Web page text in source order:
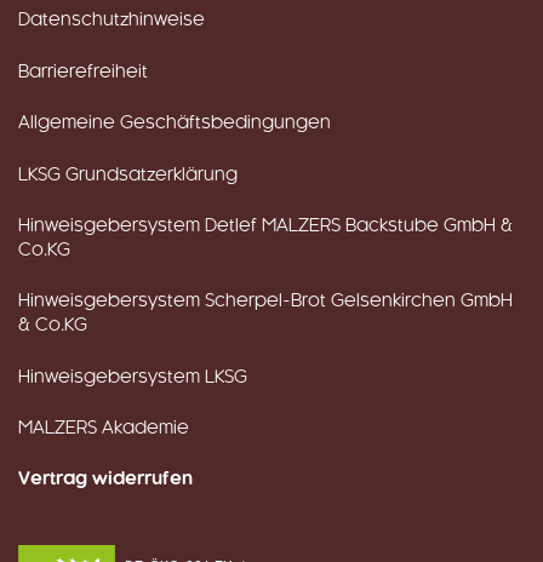
Datenschutzhinweise
Barrierefreiheit
Allgemeine Geschäftsbedingungen
LKSG Grundsatzerklärung
Hinweisgebersystem Detlef MALZERS Backstube GmbH &
Co.KG
Hinweisgebersystem Scherpel-Brot Gelsenkirchen GmbH
& Co.KG
Hinweisgebersystem LKSG
MALZERS Akademie
Vertrag widerrufen